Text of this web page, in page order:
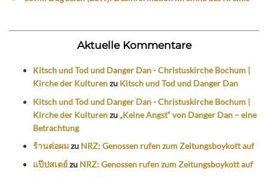
Aktuelle Kommentare
Kitsch und Tod und Danger Dan - Christuskirche Bochum |
Kirche der Kulturenzu Kitsch und Tod und Danger Dan
Kitsch und Tod und Danger Dan - Christuskirche Bochum |
Kirche der Kulturenzu „Keine Angst“ von Danger Dan – eine
Betrachtung
ร้านต่อผมzu NRZ: Genossen rufen zum Zeitungsboykott auf
แป๊ปสเตย์zu NRZ: Genossen rufen zum Zeitungsboykott auf